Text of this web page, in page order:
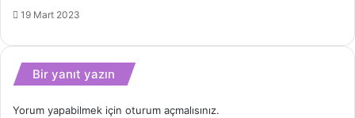
19 Mart 2023
Bir yanıt yazın
Yorum yapabilmek için oturum açmalısınız.